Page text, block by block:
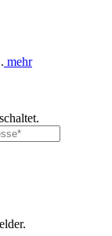
mehr